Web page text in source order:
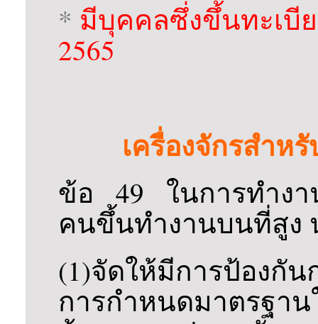
* มีบุคคลซึ่งขึ้นทะเบี
2565
เครื่องจักรสำ
ข้อ 49 ในการทำงา
คนขึ้นทำงานบนที่สูง
(1)จัดให้มีการป้องกั
การกำหนดมาตรฐา